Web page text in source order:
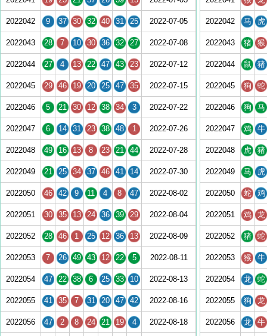
2022042 9 37 30 32 40 31 25 2022-07-05
2022043 28 7 10 30 36 32 27 2022-07-08
2022044 27 4 13 22 47 43 23 2022-07-12
2022045 29 46 19 20 25 47 35 2022-07-15
2022046 5 21 30 12 38 34 3 2022-07-22
2022047 6 14 31 23 38 48 1 2022-07-26
2022048 49 16 13 8 23 21 44 2022-07-28
2022049 21 25 34 37 46 41 14 2022-07-30
2022050 46 42 9 11 4 8 47 2022-08-02
2022051 30 35 13 24 36 39 29 2022-08-04
2022052 28 46 1 25 12 36 13 2022-08-09
2022053 7 26 49 43 12 22 5 2022-08-11
2022054 47 22 38 6 25 33 10 2022-08-13
2022055 41 35 7 31 20 47 42 2022-08-16
2022056 47 2 8 24 21 19 4 2022-08-18
2022042 马 虎
2022043 猪 猴
2022044 鼠 猪
2022045 狗 蛇
2022046 狗 马
2022047 鸡 牛
2022048 虎 猪
2022049 马 虎
2022050 蛇 鸡
2022051 鸡 龙
2022052 猪 蛇
2022053 猴 牛
2022054 龙 蛇
2022055 狗 龙
2022056 龙 牛